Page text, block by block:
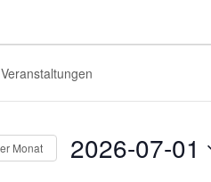
Monat 2026-07-01